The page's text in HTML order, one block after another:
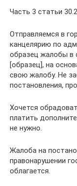
Часть 3 статьи
Отправляемся в
канцелярию по
образец жалобы в
[образец], на
свою жалобу. Не
постановления,
Хочется
платить
не нужно.
Жалоба на
правонарушении
облагается.